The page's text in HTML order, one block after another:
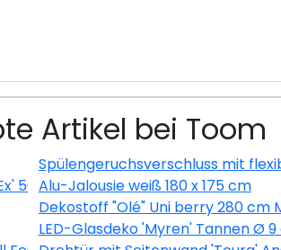
Artikel bei Toom
Spülengeruchsverschluss mit
500 ml
Alu-Jalousie weiß 180 x 175 cm
Dekostoff "Olé" Uni berry 280 cm
LED-Glasdeko 'Myren' Tannen Ø